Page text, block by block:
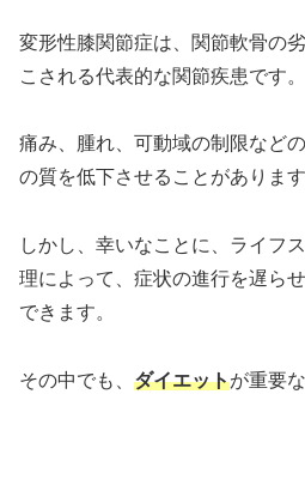
変形性膝関節症は、関節軟骨の
こされる代表的な関節疾患です。
痛み、腫れ、可動域の制限など
の質を低下させることがあります
しかし、幸いなことに、ライフ
理によって、症状の進行を遅ら
できます。
その中でも、 ダイエットが重要